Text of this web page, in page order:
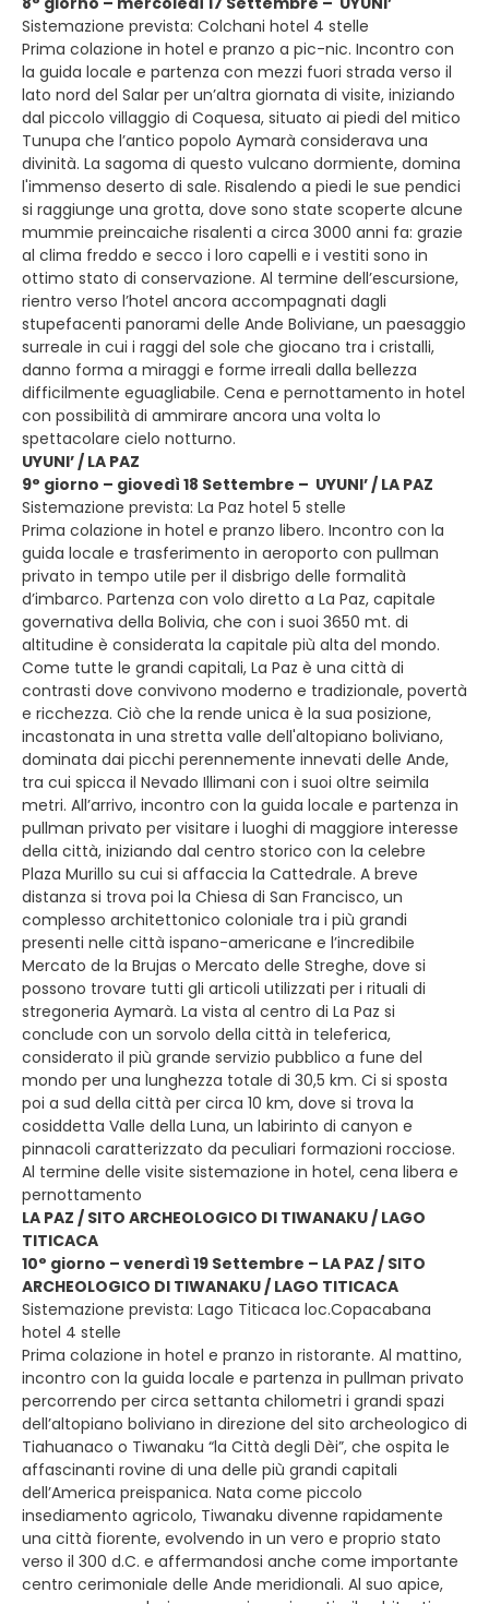
Sistemazione prevista: Colchani hotel 4 stelle
Prima colazione in hotel e pranzo a pic-nic. Incontro con
la guida locale e partenza con mezzi fuori strada verso il
lato nord del Salar per un’altra giornata di visite, iniziando
dal piccolo villaggio di Coquesa, situato ai piedi del mitico
Tunupa che l’antico popolo Aymarà considerava una
divinità. La sagoma di questo vulcano dormiente, domina
l'immenso deserto di sale. Risalendo a piedi le sue pendici
si raggiunge una grotta, dove sono state scoperte alcune
mummie preincaiche risalenti a circa 3000 anni fa: grazie
al clima freddo e secco i loro capelli e i vestiti sono in
ottimo stato di conservazione. Al termine dell’escursione,
rientro verso l’hotel ancora accompagnati dagli
stupefacenti panorami delle Ande Boliviane, un paesaggio
surreale in cui i raggi del sole che giocano tra i cristalli,
danno forma a miraggi e forme irreali dalla bellezza
difficilmente eguagliabile. Cena e pernottamento in hotel
con possibilità di ammirare ancora una volta lo
spettacolare cielo notturno.
UYUNI’ / LA PAZ
9° giorno – giovedì 18 Settembre – UYUNI’ / LA PAZ
Sistemazione prevista: La Paz hotel 5 stelle
Prima colazione in hotel e pranzo libero. Incontro con la
guida locale e trasferimento in aeroporto con pullman
privato in tempo utile per il disbrigo delle formalità
d’imbarco. Partenza con volo diretto a La Paz, capitale
governativa della Bolivia, che con i suoi 3650 mt. di
altitudine è considerata la capitale più alta del mondo.
Come tutte le grandi capitali, La Paz è una città di
contrasti dove convivono moderno e tradizionale, povertà
e ricchezza. Ciò che la rende unica è la sua posizione,
incastonata in una stretta valle dell'altopiano boliviano,
dominata dai picchi perennemente innevati delle Ande,
tra cui spicca il Nevado Illimani con i suoi oltre seimila
metri. All’arrivo, incontro con la guida locale e partenza in
pullman privato per visitare i luoghi di maggiore interesse
della città, iniziando dal centro storico con la celebre
Plaza Murillo su cui si affaccia la Cattedrale. A breve
distanza si trova poi la Chiesa di San Francisco, un
complesso architettonico coloniale tra i più grandi
presenti nelle città ispano-americane e l’incredibile
Mercato de la Brujas o Mercato delle Streghe, dove si
possono trovare tutti gli articoli utilizzati per i rituali di
stregoneria Aymarà. La vista al centro di La Paz si
conclude con un sorvolo della città in teleferica,
considerato il più grande servizio pubblico a fune del
mondo per una lunghezza totale di 30,5 km. Ci si sposta
poi a sud della città per circa 10 km, dove si trova la
cosiddetta Valle della Luna, un labirinto di canyon e
pinnacoli caratterizzato da peculiari formazioni rocciose.
Al termine delle visite sistemazione in hotel, cena libera e
pernottamento
LA PAZ / SITO ARCHEOLOGICO DI TIWANAKU / LAGO
TITICACA
10° giorno – venerdì 19 Settembre – LA PAZ / SITO
ARCHEOLOGICO DI TIWANAKU / LAGO TITICACA
Sistemazione prevista: Lago Titicaca loc.Copacabana
hotel 4 stelle
Prima colazione in hotel e pranzo in ristorante. Al mattino,
incontro con la guida locale e partenza in pullman privato
percorrendo per circa settanta chilometri i grandi spazi
dell’altopiano boliviano in direzione del sito archeologico di
Tiahuanaco o Tiwanaku “la Città degli Dèi”, che ospita le
affascinanti rovine di una delle più grandi capitali
dell’America preispanica. Nata come piccolo
insediamento agricolo, Tiwanaku divenne rapidamente
una città fiorente, evolvendo in un vero e proprio stato
verso il 300 d.C. e affermandosi anche come importante
centro cerimoniale delle Ande meridionali. Al suo apice,